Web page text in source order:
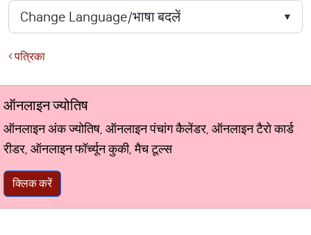
पत्रिका
ऑनलाइन ज्योतिष
ऑनलाइन अंक ज्योतिष, ऑनलाइन पंचांग कैलेंडर, ऑनलाइन टैरो कार्ड
रीडर, ऑनलाइन फॉर्च्यून कुकी, मैच टूल्स
क्लिक करें